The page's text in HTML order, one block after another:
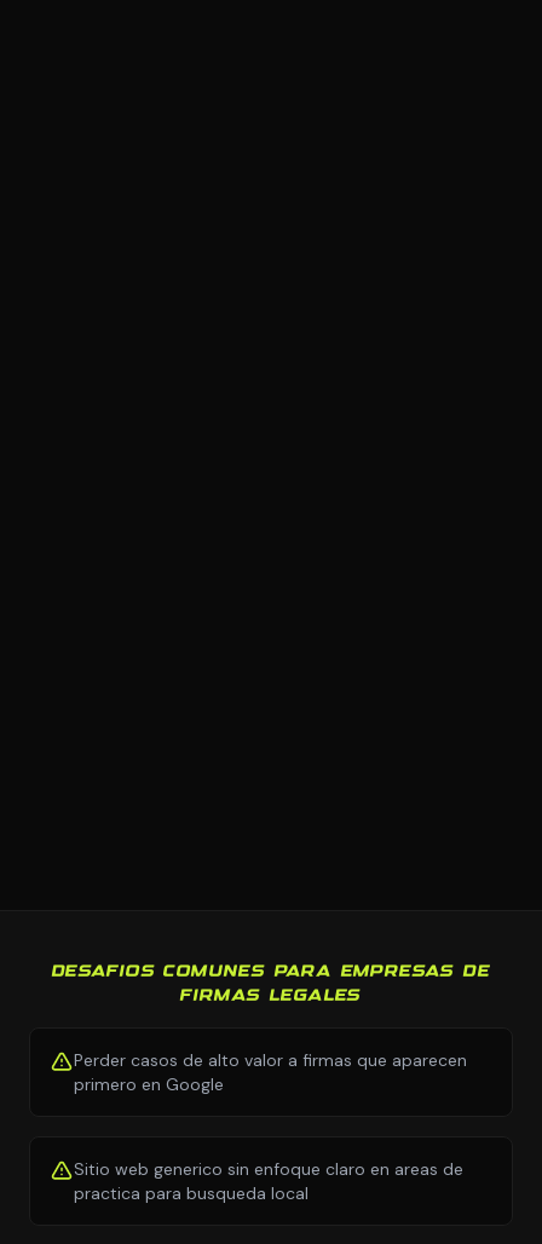
DESAFIOS COMUNES PARA EMPRESAS DE
FIRMAS LEGALES
Perder casos de alto valor a firmas que aparecen
primero en Google
Sitio web generico sin enfoque claro en areas de
practica para busqueda local